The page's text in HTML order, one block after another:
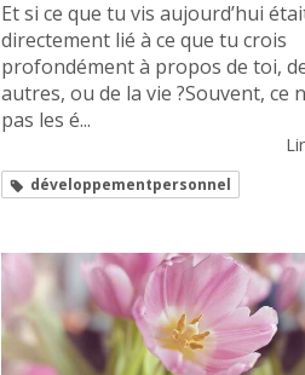
Et si ce que tu vis aujourd’hui
directement lié à ce que tu crois
profondément à propos de toi,
autres, ou de la vie ?Souvent, ce
pas les é...
développementpersonnel